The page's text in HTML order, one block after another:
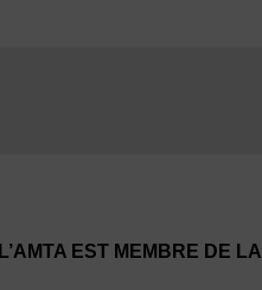
L’AMTA EST MEMBRE DE LA